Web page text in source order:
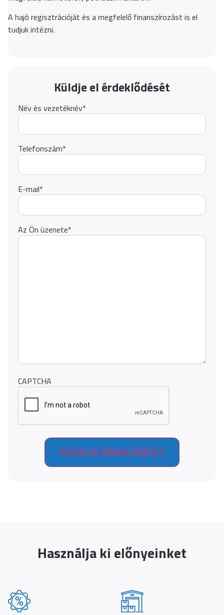
A hajó regisztrációját és a megfelelő finanszírozást is el
tudjuk intézni.
Küldje el érdeklődését
Név és vezetéknév*
Telefonszám*
E-mail*
Az Ön üzenete*
CAPTCHA
Használja ki előnyeinket